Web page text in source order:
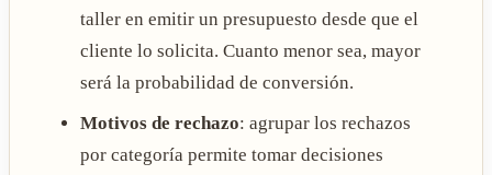
taller en emitir un presupuesto desde que el
cliente lo solicita. Cuanto menor sea, mayor
será la probabilidad de conversión.
Motivos de rechazo: agrupar los rechazos
por categoría permite tomar decisiones